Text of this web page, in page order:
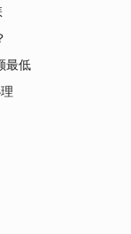
最低